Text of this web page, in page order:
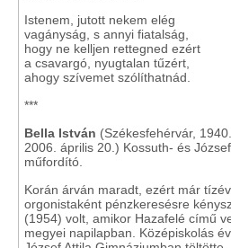
Istenem, jutott nekem elég
vagányság, s annyi fiatalság,
hogy ne kelljen rettegned ezért
a csavargó, nyugtalan tűzért,
ahogy szívemet szólíthatnád.
***
Bella István (Székesfehérvár,
2006. április 20.) Kossuth- és
műfordító.
Korán árván maradt, ezért már
orgonistaként pénzkeresésre
(1954) volt, amikor Hazafelé című
megyei napilapban. Középiskolás